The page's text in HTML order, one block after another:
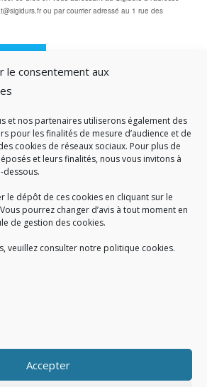
le consentement aux
et nos partenaires utiliserons également des
pour les finalités de mesure d’audience et de
cookies de réseaux sociaux. Pour plus de
et leurs finalités, nous vous invitons à
dessous.
le dépôt de ces cookies en cliquant sur le
pourrez changer d’avis à tout moment en
de gestion des cookies.
veuillez consulter notre politique cookies.
Accepter
ou par courrier adressé au 1 rue des
est un établissement public quiexerce
public : la prévention, la collecte et la
ménagers et assimilés produits par son
Accueil du public :